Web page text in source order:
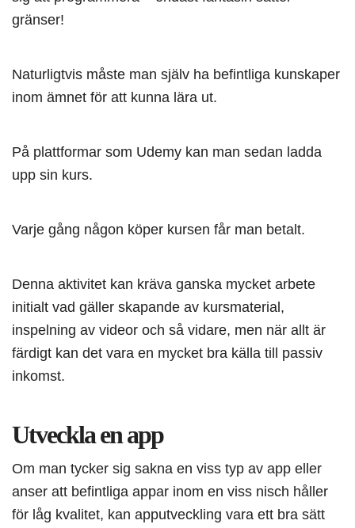
gränser!
Naturligtvis måste man själv ha befintliga kunskaper
inom ämnet för att kunna lära ut.
På plattformar som Udemy kan man sedan ladda
upp sin kurs.
Varje gång någon köper kursen får man betalt.
Denna aktivitet kan kräva ganska mycket arbete
initialt vad gäller skapande av kursmaterial,
inspelning av videor och så vidare, men när allt är
färdigt kan det vara en mycket bra källa till passiv
inkomst.
Utveckla en app
Om man tycker sig sakna en viss typ av app eller
anser att befintliga appar inom en viss nisch håller
för låg kvalitet, kan apputveckling vara ett bra sätt